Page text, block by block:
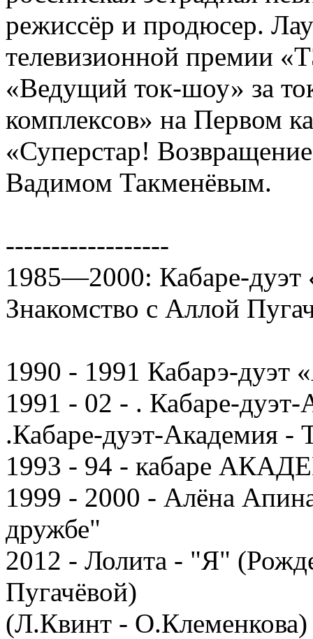
режиссёр и продюсер.
телевизионной премии
«Ведущий ток-шоу» за
комплексов» на Первом
«Суперстар!
Вадимом Такменёвым.
------------------
1985—2000: Кабаре-дуэт
Знакомство с Аллой
1990 - 1991 Кабарэ-дуэт
1991 - 02 - . Кабаре-
.Кабаре-дуэт-Академия -
1993 - 94 - кабаре
1999 - 2000 - Алёна
дружбе"
2012 - Лолита - "Я"
Пугачёвой)
(Л.Квинт - О.Клеменкова)